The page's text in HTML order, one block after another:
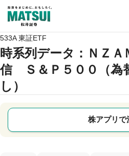
533A 東証ETF
時系列データ ：ＮＺ
信 Ｓ＆Ｐ５００（為
し）
株アプリで